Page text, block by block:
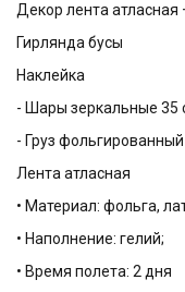
Декор лента атласная
Гирлянда бусы
Наклейка
- Шары зеркальные 35
- Груз
Лента атласная
• Материал: фольга,
• Наполнение: гелий;
• Время полета: 2 дня